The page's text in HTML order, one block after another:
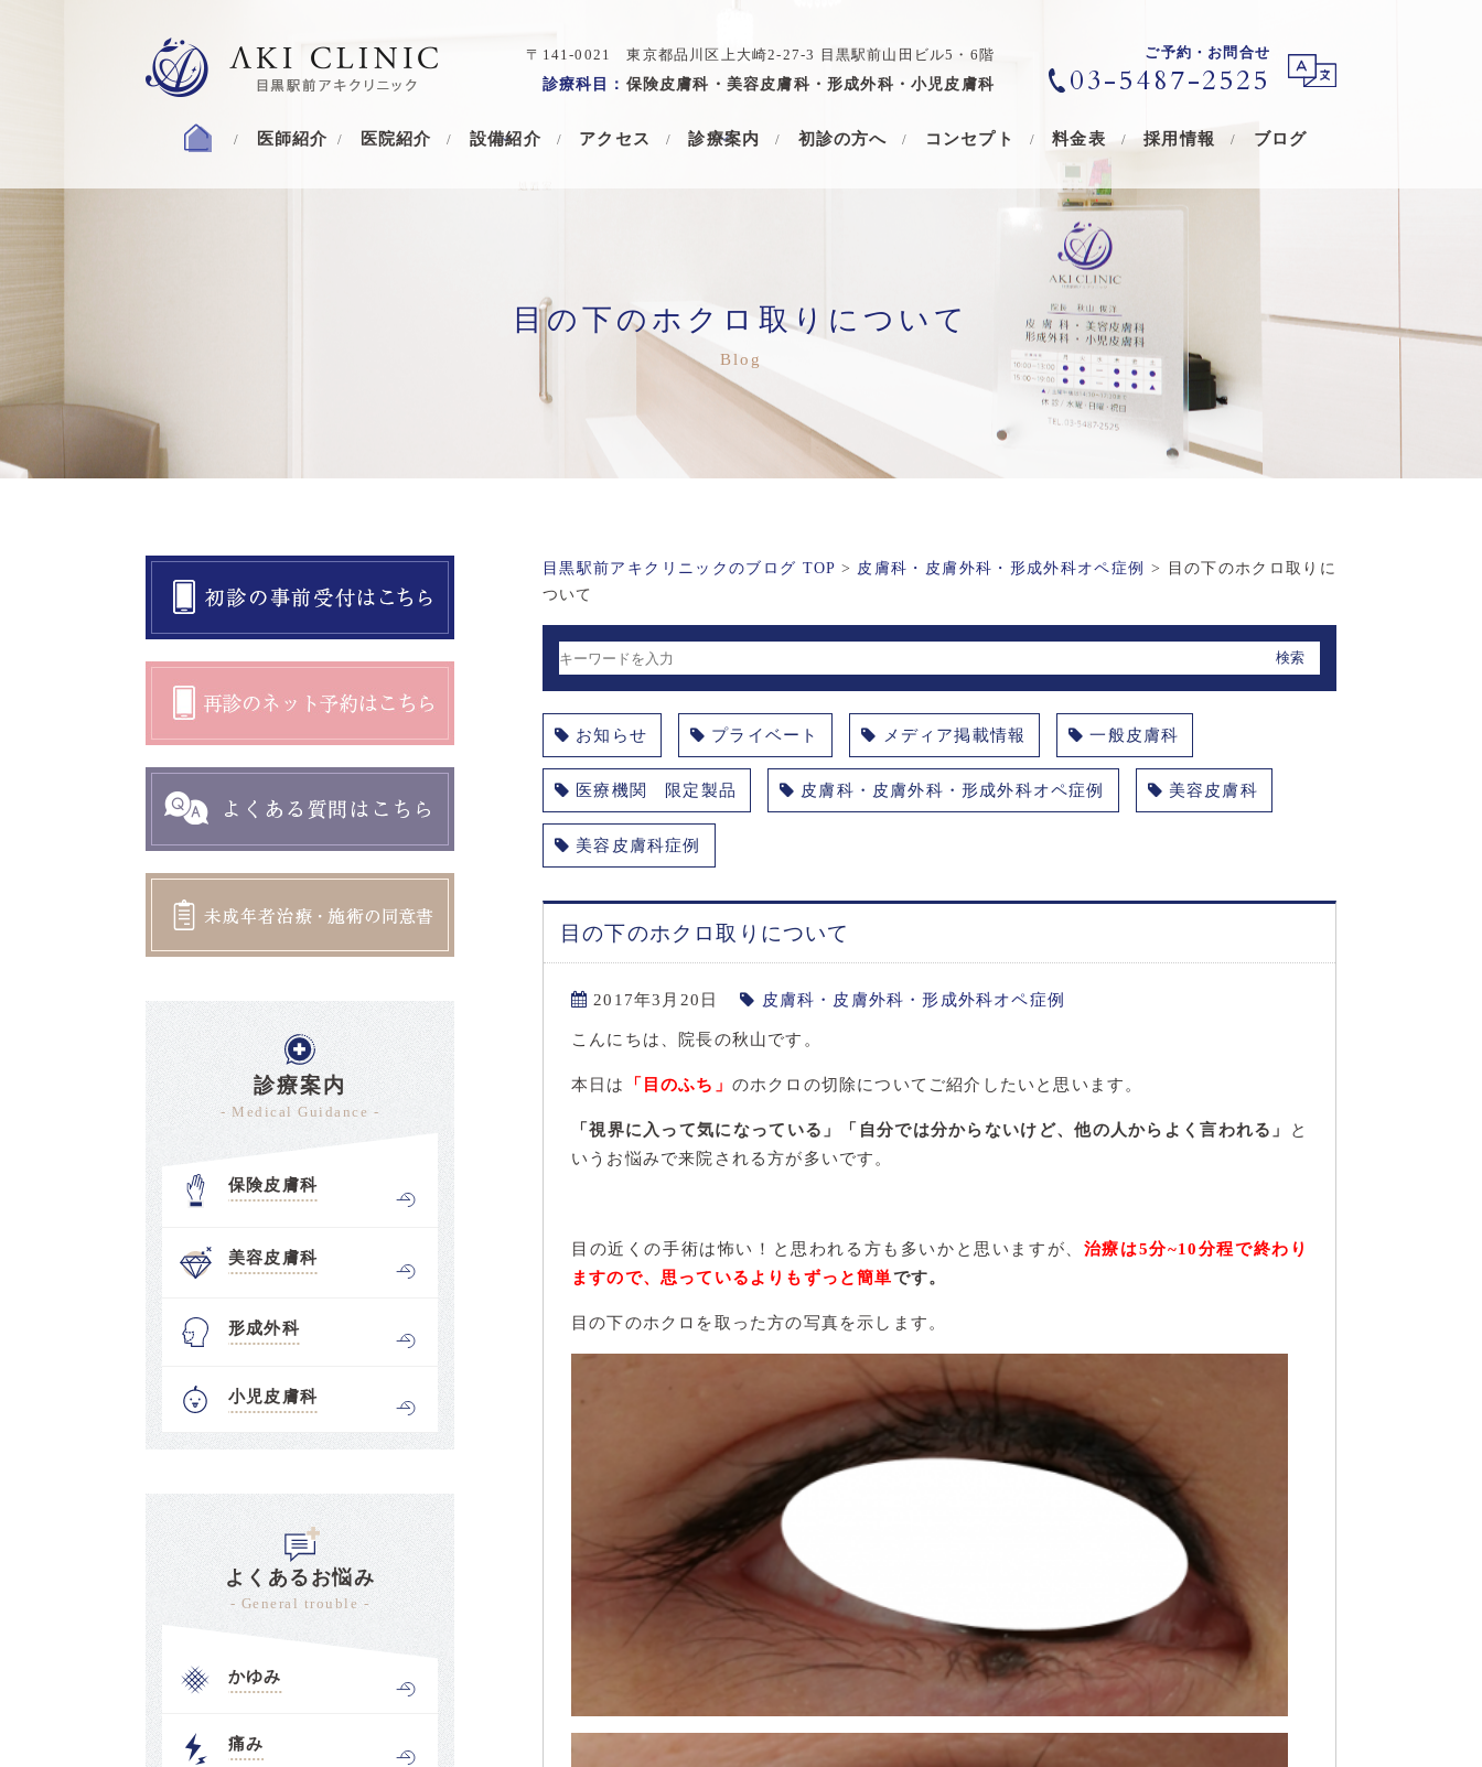
ご予約・お問合せ
03-5487-2525
〒141-0021 東京都品川区上大崎2-27-3 目黒駅前山田ビル5・6階
診療科目： 保険皮膚科・美容皮膚科・形成外科・小児皮膚科
医師紹介 医院紹介 設備紹介 アクセス 診療案内 初診の方へ コンセプト 料金表 採用情報 ブログ
目の下のホクロ取りについて
目黒駅前アキクリニックのブログ TOP > 皮膚科・皮膚外科・形成外科オペ症例 >
目の下のホクロ取りに
ついて
お知らせ プライベート メディア掲載情報 一般皮膚科
医療機関 限定製品 皮膚科・皮膚外科・形成外科オペ症例 美容皮膚科
美容皮膚科症例
目の下のホクロ取りについて
2017年3月20日 皮膚科・皮膚外科・形成外科オペ症例
こんにちは、院長の秋山です。
本日は 「目のふち」 のホクロの切除についてご紹介したいと思います。
「視界に入って気になっている」「自分では分からないけど、他の人からよく言われる」
と
いうお悩みで来院される方が多いです。
目の近くの手術は怖い！と思われる方も多いかと思いますが、 治療は5分~10分程で終わり
ますので、思っているよりもずっと簡単です。
目の下のホクロを取った方の写真を示します。
診療案内
- Medical Guidance -
保険皮膚科
美容皮膚科
形成外科
小児皮膚科
よくあるお悩み
- General trouble -
かゆみ
痛み